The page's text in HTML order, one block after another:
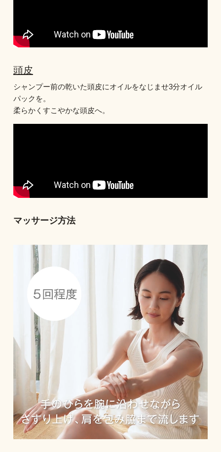
頭皮
シャンプー前の乾いた頭皮にオイルをなじませ3分オイル
パックを。
柔らかくすこやかな頭皮へ。
マッサージ方法